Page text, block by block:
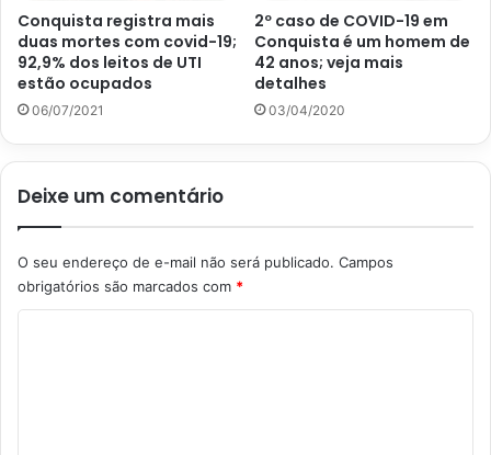
Conquista registra mais
duas mortes com covid-19;
92,9% dos leitos de UTI
estão ocupados
06/07/2021
2º caso de COVID-19 em
Conquista é um homem de
42 anos; veja mais
detalhes
03/04/2020
Deixe um comentário
O seu endereço de e-mail não será publicado. Campos
obrigatórios são marcados com *